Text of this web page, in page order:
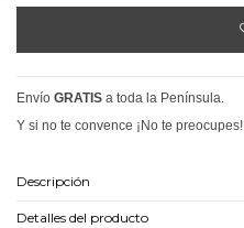
Envío GRATIS a toda la Península.
Y si no te convence ¡No te preocupes!
Descripción
Detalles del producto